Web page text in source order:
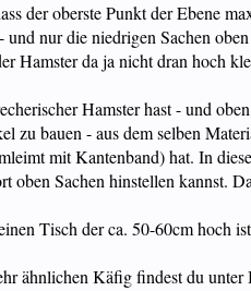
der oberste Punkt der Ebene
und nur die niedrigen Sachen
Hamster da ja nicht dran hoch
Hamster hast - und
zu bauen - aus dem selben
mit Kantenband) hat. In
oben Sachen hinstellen kannst.
Tisch der ca. 50-60cm hoch
ähnlichen Käfig findest du unter